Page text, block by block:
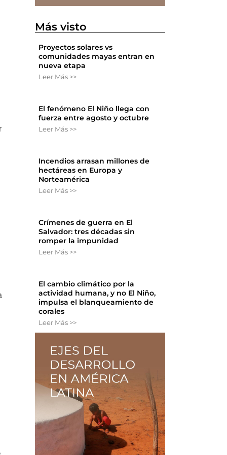
Más visto
Proyectos solares vs
comunidades mayas entran en
nueva etapa
Leer Más >>
El fenómeno El Niño llega con
fuerza entre agosto y octubre
Leer Más >>
Incendios arrasan millones de
hectáreas en Europa y
Norteamérica
Leer Más >>
Crímenes de guerra en El
Salvador: tres décadas sin
romper la impunidad
Leer Más >>
El cambio climático por la
actividad humana, y no El Niño,
impulsa el blanqueamiento de
corales
Leer Más >>